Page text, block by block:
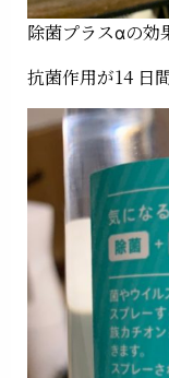
除菌プラスαの効
抗菌作用が14 日